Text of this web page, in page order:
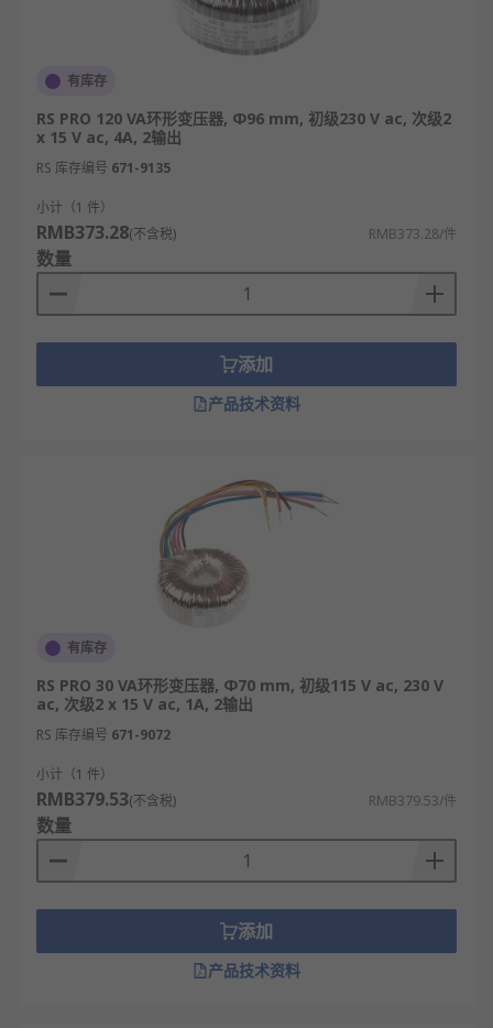
有库存
RS PRO 120 VA环形变压器, Φ96 mm, 初级230 V ac, 次级2
x 15 V ac, 4A, 2输出
RS 库存编号 671-9135
小计（1 件）
RMB373.28(不含税) RMB373.28/件
数量
添加
产品技术资料
有库存
RS PRO 30 VA环形变压器, Φ70 mm, 初级115 V ac, 230 V
ac, 次级2 x 15 V ac, 1A, 2输出
RS 库存编号 671-9072
小计（1 件）
RMB379.53(不含税) RMB379.53/件
数量
添加
产品技术资料